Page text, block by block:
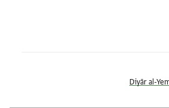
Diyār al-